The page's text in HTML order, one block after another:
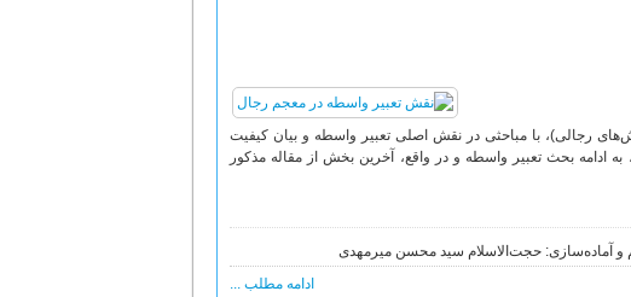
رجالی)، با مباحثی در نقش اصلی تعبیر واسطه و بیان کیفیت
بحث تعبیر واسطه و در واقع، آخرین بخش از مقاله مذکور
و آماده‌سازی: حجت‌الاسلام سید محسن میرمهدی
ادامه مطلب ...